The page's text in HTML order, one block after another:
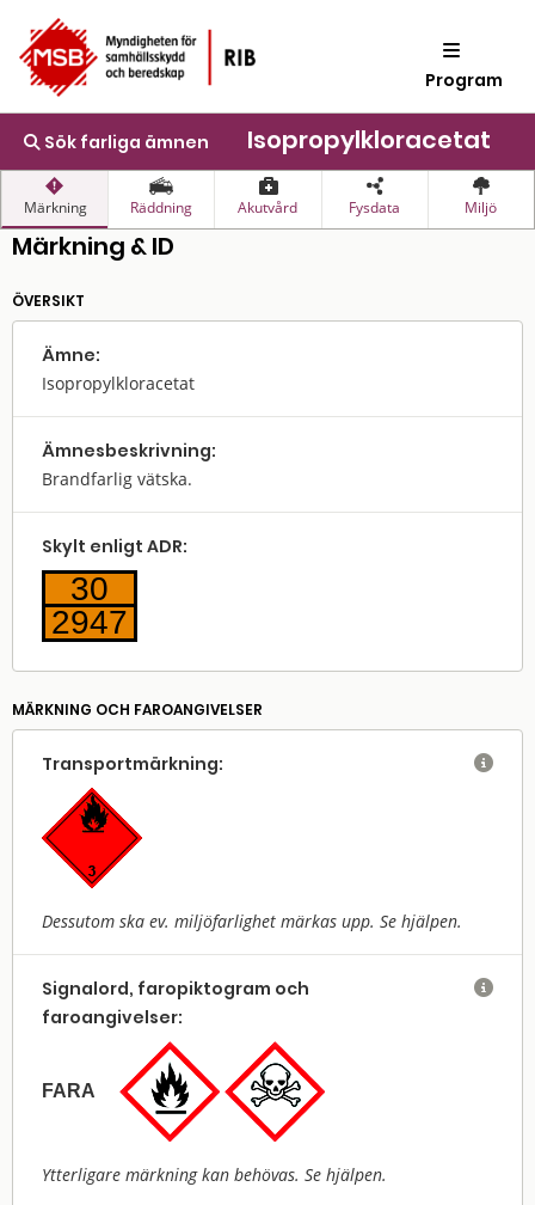
Program
Sök farliga ämnen Isopropylkloracetat
Märkning Räddning Akutvård Fysdata Miljö
Märkning & ID
ÖVERSIKT
Ämne:
Isopropylkloracetat
Ämnes­beskrivning:
Brandfarlig vätska.
Skylt enligt ADR:
30
2947
MÄRKNING OCH FAROANGIVELSER
Transport­märkning:
Dessutom ska ev. miljöfarlighet märkas upp. Se hjälpen.

Signalord, faropiktogram och
faroangivelser:
FARA
Ytterligare märkning kan behövas. Se hjälpen.
